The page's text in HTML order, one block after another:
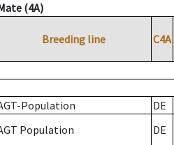
(4A)
Breeding line C4A
Population DE
Population DE